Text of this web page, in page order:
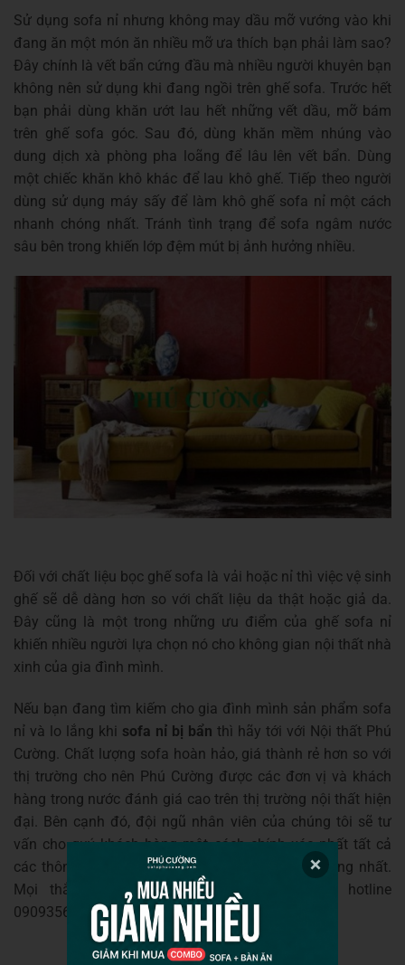
Sử dụng sofa nỉ nhưng không may dầu mỡ vướng vào khi
đang ăn một món ăn nhiều mỡ ưa thích bạn phải làm sao?
Đây chính là vết bẩn cứng đầu mà nhiều người khuyên bạn
không nên sử dụng khi đang ngồi trên ghế sofa. Trước hết
bạn phải dùng khăn ướt lau hết những vết dầu, mỡ bám
trên ghế sofa góc. Sau đó, dùng khăn mềm nhúng vào
dung dịch xà phòng pha loãng để lâu lên vết bẩn. Dùng
một chiếc khăn khô khác để lau khô ghế. Tiếp theo người
dùng sử dụng máy sấy để làm khô ghế sofa nỉ một cách
nhanh chóng nhất. Tránh tình trạng để sofa ngâm nước
sâu bên trong khiến lớp đệm mút bị ảnh hưởng nhiều.
Đối với chất liệu bọc ghế sofa là vải hoặc nỉ thì việc vệ sinh
ghế sẽ dễ dàng hơn so với chất liệu da thật hoặc giả da.
Đây cũng là một trong những ưu điểm của ghế sofa nỉ
khiến nhiều người lựa chọn nó cho không gian nội thất nhà
xinh của gia đình mình.
Nếu bạn đang tìm kiếm cho gia đình mình sản phẩm sofa
nỉ và lo lắng khi sofa nỉ bị bẩn thì hãy tới với Nội thất Phú
Cường. Chất lượng sofa hoàn hảo, giá thành rẻ hơn so với
thị trường cho nên Phú Cường được các đơn vị và khách
hàng trong nước đánh giá cao trên thị trường nội thất hiện
đại. Bên cạnh đó, đội ngũ nhân viên của chúng tôi sẽ tư
vấn cho quý khách hàng một cách chính xác nhất tất cả
các thông tin liên quan tới sofa hoàn hảo, dễ dàng nhất.
Mọi thắc mắc quý khách liên hệ ngay số hotline
0909356234 để biết thêm chi tiết.